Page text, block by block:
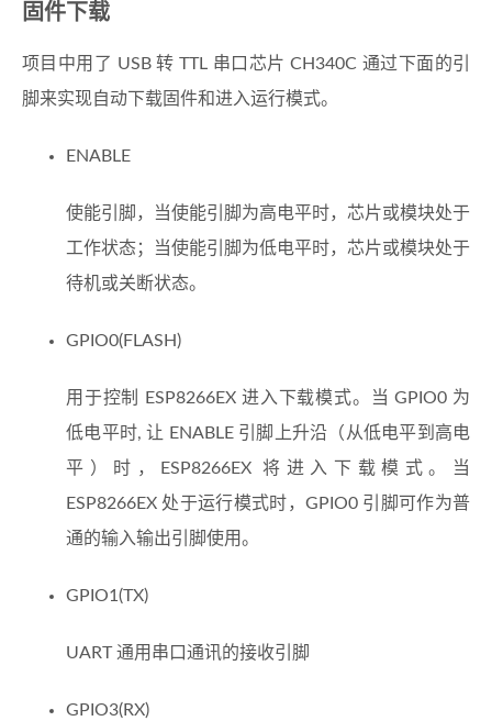
固件下载
项目中用了 USB 转 TTL 串口芯片 CH340C 通过下面的引
脚来实现自动下载固件和进入运行模式。
ENABLE
使能引脚，当使能引脚为高电平时，芯片或模块处于
工作状态；当使能引脚为低电平时，芯片或模块处于
待机或关断状态。
GPIO0(FLASH)
用于控制 ESP8266EX 进入下载模式。当 GPIO0 为
低电平时, 让 ENABLE 引脚上升沿（从低电平到高电
平）时，ESP8266EX 将进入下载模式。当
ESP8266EX 处于运行模式时，GPIO0 引脚可作为普
通的输入输出引脚使用。
GPIO1(TX)
UART 通用串口通讯的接收引脚
GPIO3(RX)